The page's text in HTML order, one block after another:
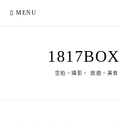
MENU
空拍。攝影。 旅遊。美食